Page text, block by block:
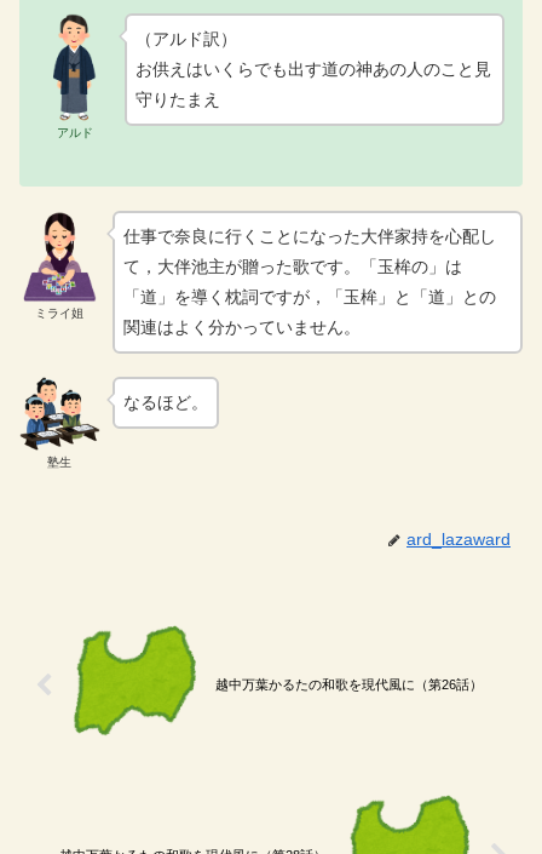
アルド
（アルド訳）
お供えはいくらでも出す道の神あの人のこと見
守りたまえ
ミライ姐
仕事で奈良に行くことになった大伴家持を心配し
て，大伴池主が贈った歌です。「玉桙の」は
「道」を導く枕詞ですが，「玉桙」と「道」との
関連はよく分かっていません。
塾生
なるほど。
ard_lazaward
越中万葉かるたの和歌を現代風に（第26話）